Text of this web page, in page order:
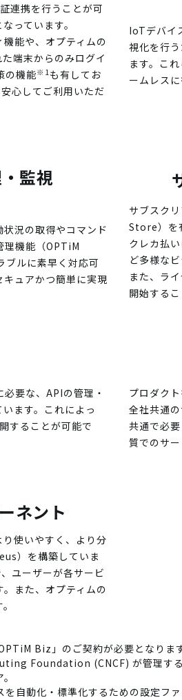
連携を行うことが可
っています。
能や、オプティムの
端末からのみログイ
の機能※1も有してお
心してご利用いただ
IoTデバイ
視化を行
ます。こ
ームレス
監視
況の取得やコマンド
理機能（OPTiM
ブルに素早く対応可
ュアかつ簡単に実現
サブスク
Store）を
クレカ払
ど多様な
また、ラ
開始する
要な、APIの管理・
ます。これによっ
することが可能で
プロダク
全社共通
共通で必
質でのサー
ネント
使いやすく、より分
）を構築していま
ユーザーが各サービ
また、オプティムの
Biz」のご契約が必要となります
Foundation (CNCF) が管理する
自動化・標準化するための設定フ